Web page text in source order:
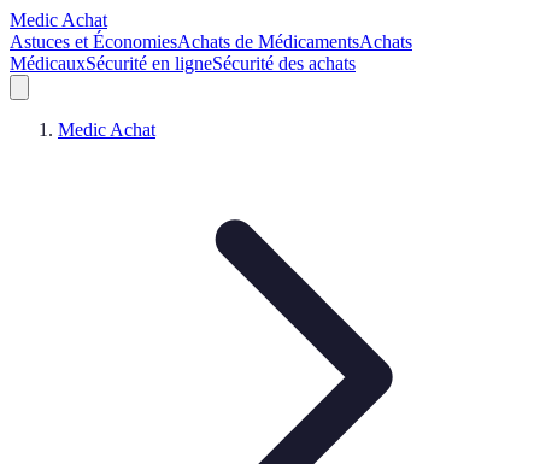
Medic Achat
Astuces et ÉconomiesAchats de MédicamentsAchats
MédicauxSécurité en ligneSécurité des achats
Medic Achat